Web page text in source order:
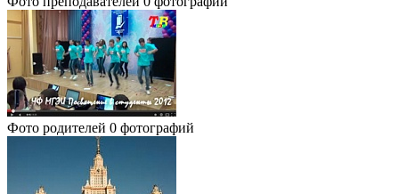
Фото родителей 0 фотографий